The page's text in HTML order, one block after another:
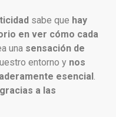
sabe que hay
en ver cómo cada
una sensación de
entorno y nos
esencial .
gracias a las